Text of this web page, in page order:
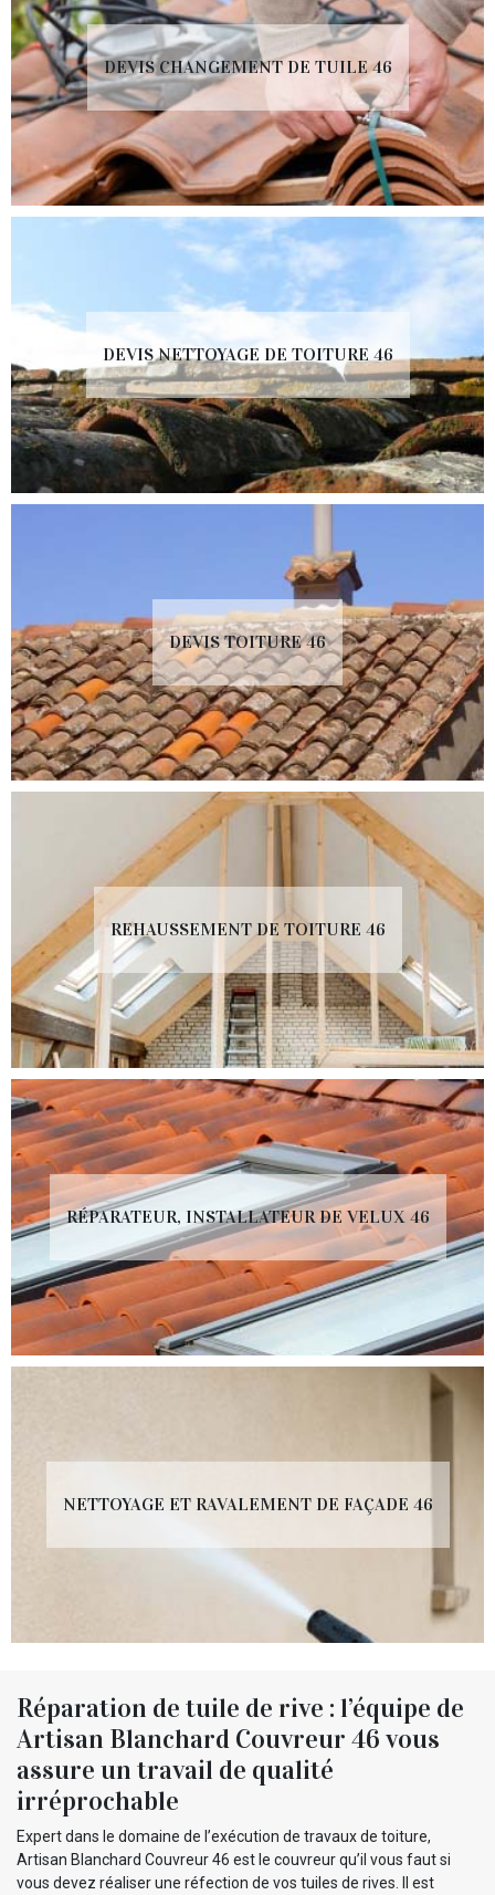
DEVIS CHANGEMENT DE TUILE 46
DEVIS NETTOYAGE DE TOITURE 46
DEVIS TOITURE 46
REHAUSSEMENT DE TOITURE 46
RÉPARATEUR, INSTALLATEUR DE VELUX 46
NETTOYAGE ET RAVALEMENT DE FAÇADE 46
Réparation de tuile de rive : l’équipe de
Artisan Blanchard Couvreur 46 vous
assure un travail de qualité
irréprochable
Expert dans le domaine de l’exécution de travaux de toiture,
Artisan Blanchard Couvreur 46 est le couvreur qu’il vous faut si
vous devez réaliser une réfection de vos tuiles de rives. Il est